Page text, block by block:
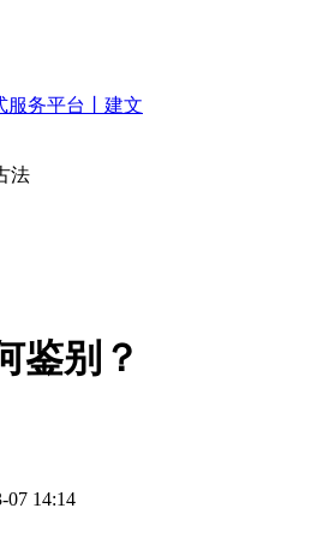
服务平台丨建文
法
鉴别？
07 14:14